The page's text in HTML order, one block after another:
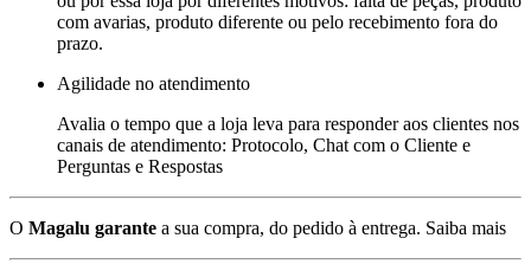
com avarias, produto diferente ou pelo recebimento fora do
prazo.
Agilidade no atendimento
Avalia o tempo que a loja leva para responder aos clientes nos
canais de atendimento: Protocolo, Chat com o Cliente e
Perguntas e Respostas
O Magalu garante a sua compra, do pedido à entrega. Saiba mais